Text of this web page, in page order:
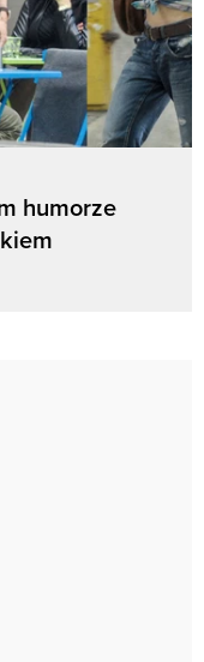
humorze